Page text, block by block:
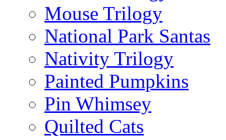
Mouse Trilogy
National Park Santas
Nativity Trilogy
Painted Pumpkins
Pin Whimsey
Quilted Cats